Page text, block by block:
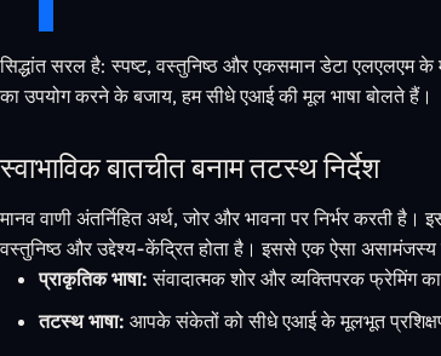
सिद्धांत सरल है: स्पष्ट, वस्तुनिष्ठ और एकसमान डेटा एलएलएम
का उपयोग करने के बजाय, हम सीधे एआई की मूल भाषा बोलते हैं।
स्वाभाविक बातचीत बनाम तटस्थ निर्देश
मानव वाणी अंतर्निहित अर्थ, जोर और भावना पर निर्भर करती
वस्तुनिष्ठ और उद्देश्य-केंद्रित होता है। इससे एक ऐसा असामंजस्य
प्राकृतिक भाषा: संवादात्मक शोर और व्यक्तिपरक फ्रेमिंग
तटस्थ भाषा: आपके संकेतों को सीधे एआई के मूलभूत